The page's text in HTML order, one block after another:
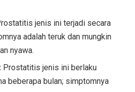
jenis ini terjadi secara
adalah teruk dan mungkin
nyawa.
Prostatitis jenis ini berlaku
beberapa bulan; simptomnya